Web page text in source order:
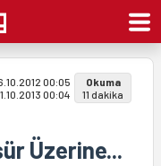
00:05
00:04
Okuma
11 dakika
Üzerine...